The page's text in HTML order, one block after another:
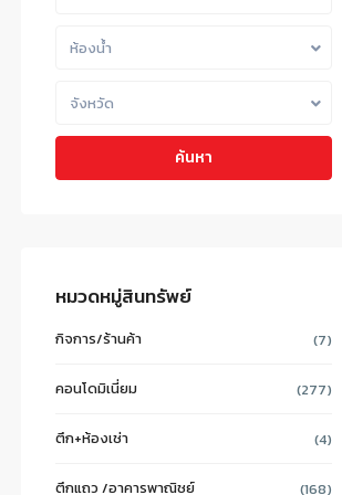
ห้องน้ำ
จังหวัด
ค้นหา
หมวดหมู่สินทรัพย์
กิจการ/ร้านค้า (7)
คอนโดมิเนี่ยม (277)
ตึก+ห้องเช่า (4)
ตึกแถว /อาคารพาณิชย์ (168)